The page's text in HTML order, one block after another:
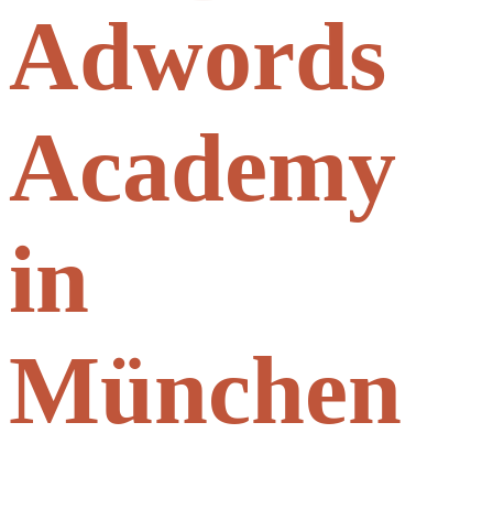
Adwords
Academy
in
München